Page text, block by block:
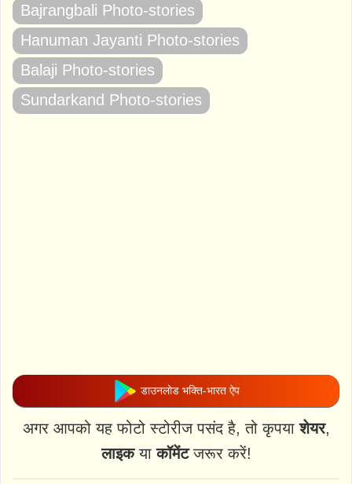
Bajrangbali Photo-stories
Hanuman Jayanti Photo-stories
Balaji Photo-stories
Sundarkand Photo-stories
डाउनलोड भक्ति-भारत ऐप
अगर आपको यह फोटो स्टोरीज पसंद है, तो कृपयाशेयर,
लाइकयाकॉमेंटजरूर करें!